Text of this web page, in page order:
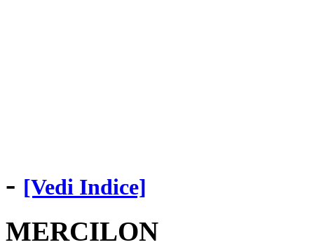
- [Vedi Indice]
MERCILON